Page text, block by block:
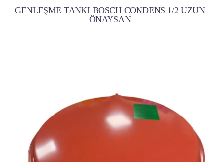
GENLEŞME TANKI BOSCH CONDENS 1/2 UZUN
ÖNAYSAN